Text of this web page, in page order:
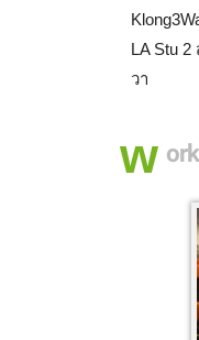
LA Stu
วา
w